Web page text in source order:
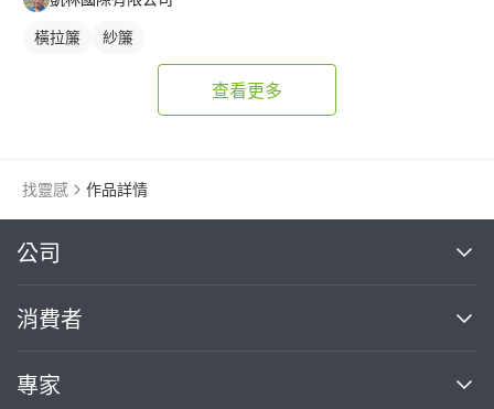
橫拉簾 紗簾
查看更多
找靈感 作品詳情
公司
關於我們
部落格
消費者
買服務
專家
繼續完成